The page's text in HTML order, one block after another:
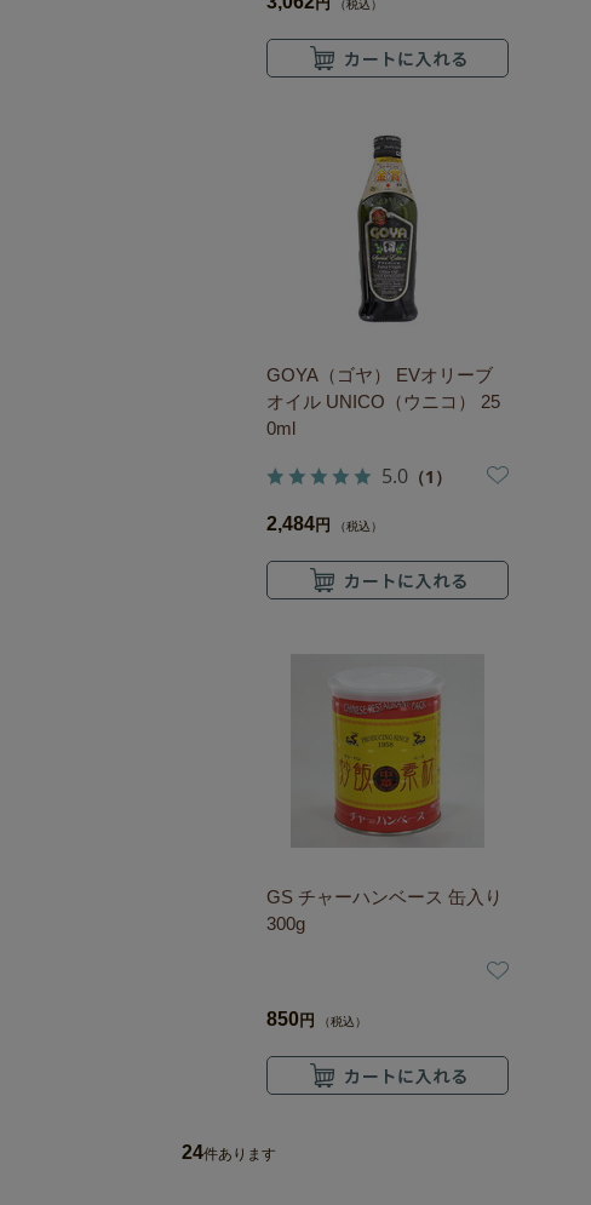
（税込）
GOYA（ゴヤ） EVオリーブ
オイル UNICO（ウニコ） 25
0ml
5.0 （1）
2,484 円 （税込）
GS チャーハンベース 缶入り
300g
850 円 （税込）
24件あります